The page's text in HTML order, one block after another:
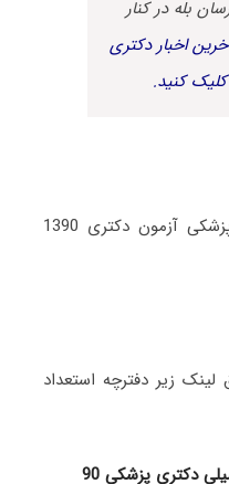
بله در کنار
اخبار دکتری
کنید.
سوالات استعداد تحصیلی گروه پزشکی آزمون دکتری 1390
لینک زیر دفترچه استعداد
دکتری پزشکی 90